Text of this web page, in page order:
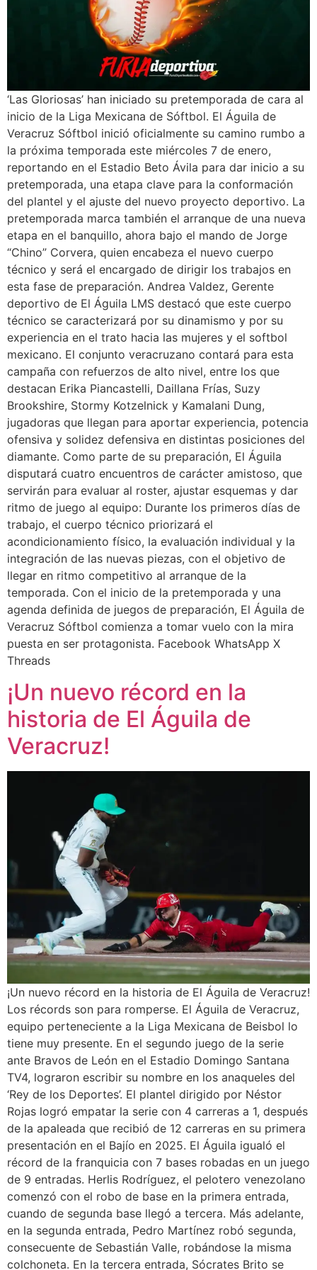
‘Las Gloriosas’ han iniciado su pretemporada de cara al
inicio de la Liga Mexicana de Sóftbol. El Águila de
Veracruz Sóftbol inició oficialmente su camino rumbo a
la próxima temporada este miércoles 7 de enero,
reportando en el Estadio Beto Ávila para dar inicio a su
pretemporada, una etapa clave para la conformación
del plantel y el ajuste del nuevo proyecto deportivo. La
pretemporada marca también el arranque de una nueva
etapa en el banquillo, ahora bajo el mando de Jorge
“Chino” Corvera, quien encabeza el nuevo cuerpo
técnico y será el encargado de dirigir los trabajos en
esta fase de preparación. Andrea Valdez, Gerente
deportivo de El Águila LMS destacó que este cuerpo
técnico se caracterizará por su dinamismo y por su
experiencia en el trato hacia las mujeres y el softbol
mexicano. El conjunto veracruzano contará para esta
campaña con refuerzos de alto nivel, entre los que
destacan Erika Piancastelli, Daillana Frías, Suzy
Brookshire, Stormy Kotzelnick y Kamalani Dung,
jugadoras que llegan para aportar experiencia, potencia
ofensiva y solidez defensiva en distintas posiciones del
diamante. Como parte de su preparación, El Águila
disputará cuatro encuentros de carácter amistoso, que
servirán para evaluar al roster, ajustar esquemas y dar
ritmo de juego al equipo: Durante los primeros días de
trabajo, el cuerpo técnico priorizará el
acondicionamiento físico, la evaluación individual y la
integración de las nuevas piezas, con el objetivo de
llegar en ritmo competitivo al arranque de la
temporada. Con el inicio de la pretemporada y una
agenda definida de juegos de preparación, El Águila de
Veracruz Sóftbol comienza a tomar vuelo con la mira
puesta en ser protagonista. Facebook WhatsApp X
Threads
¡Un nuevo récord en la
historia de El Águila de
Veracruz!
¡Un nuevo récord en la historia de El Águila de Veracruz!
Los récords son para romperse. El Águila de Veracruz,
equipo perteneciente a la Liga Mexicana de Beisbol lo
tiene muy presente. En el segundo juego de la serie
ante Bravos de León en el Estadio Domingo Santana
TV4, lograron escribir su nombre en los anaqueles del
‘Rey de los Deportes’. El plantel dirigido por Néstor
Rojas logró empatar la serie con 4 carreras a 1, después
de la apaleada que recibió de 12 carreras en su primera
presentación en el Bajío en 2025. El Águila igualó el
récord de la franquicia con 7 bases robadas en un juego
de 9 entradas. Herlis Rodríguez, el pelotero venezolano
comenzó con el robo de base en la primera entrada,
cuando de segunda base llegó a tercera. Más adelante,
en la segunda entrada, Pedro Martínez robó segunda,
consecuente de Sebastián Valle, robándose la misma
colchoneta. En la tercera entrada, Sócrates Brito se